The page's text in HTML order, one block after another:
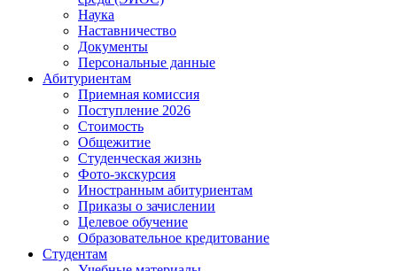
Наука
Наставничество
Документы
Персональные данные
Абитуриентам
Приемная комиссия
Поступление 2026
Стоимость
Общежитие
Студенческая жизнь
Фото-экскурсия
Иностранным абитуриентам
Приказы о зачислении
Целевое обучение
Образовательное кредитование
Студентам